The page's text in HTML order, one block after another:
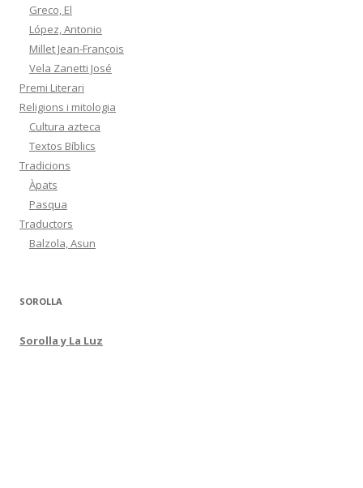
Greco, El
López, Antonio
Millet Jean-François
Vela Zanetti José
Premi Literari
Religions i mitologia
Cultura azteca
Textos Bíblics
Tradicions
Àpats
Pasqua
Traductors
Balzola, Asun
SOROLLA
Sorolla y La Luz